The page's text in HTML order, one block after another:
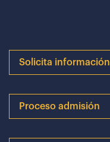
Solicita información
Proceso admisión